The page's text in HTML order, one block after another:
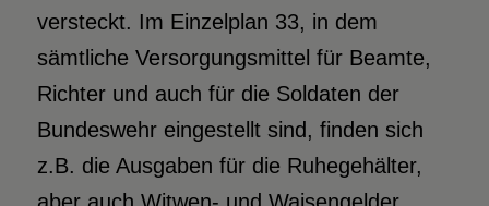
versteckt. Im Einzelplan 33, in dem
sämtliche Versorgungsmittel für Beamte,
Richter und auch für die Soldaten der
Bundeswehr eingestellt sind, finden sich
z.B. die Ausgaben für die Ruhegehälter,